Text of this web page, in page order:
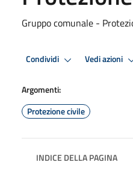
Gruppo comunale -
Condividi Vedi azioni
Argomenti:
Protezione civile
INDICE DELLA PAGINA